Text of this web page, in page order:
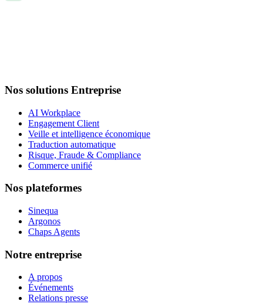
Nos solutions Entreprise
AI Workplace
Engagement Client
Veille et intelligence économique
Traduction automatique
Risque, Fraude & Compliance
Commerce unifié
Nos plateformes
Sinequa
Argonos
Chaps Agents
Notre entreprise
A propos
Événements
Relations presse